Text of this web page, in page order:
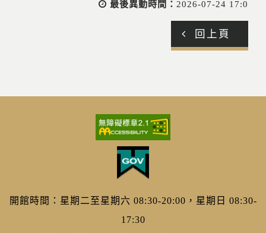
最後異動時間： 2026-07-24 17:0
回上頁
開館時間：星期二至星期六 08:30-20:00，星期日 08:30-
17:30